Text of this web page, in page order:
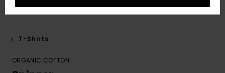
T-Shirts
ORGANIC COTTON